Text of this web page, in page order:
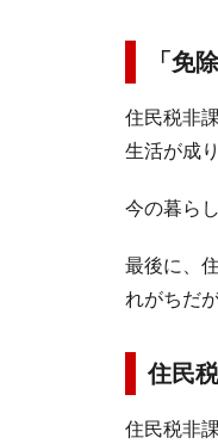
「免
住民税非
生活が成
今の暮ら
最後に、
れがちだ
住民
住民税非